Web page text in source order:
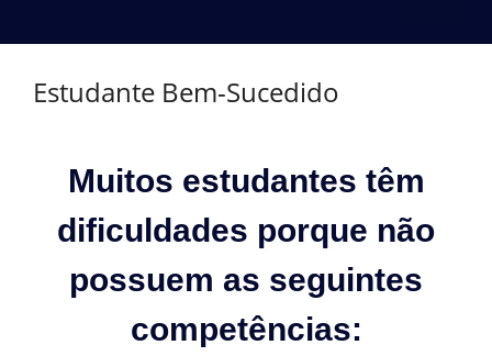
Estudante Bem-Sucedido
Muitos estudantes têm
dificuldades porque não
possuem as seguintes
competências: